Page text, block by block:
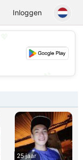
Inloggen
25 jaar